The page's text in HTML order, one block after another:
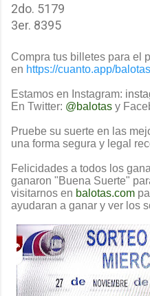
2do. 5179
3er. 8395
Compra tus billetes para el
en https://cuanto.app/balotas
Estamos en Instagram:
En Twitter: @balotas y
Pruebe su suerte en las
una forma segura y legal
Felicidades a todos los
ganaron "Buena Suerte"
visitarnos en balotas.com
ayudaran a ganar y ver los